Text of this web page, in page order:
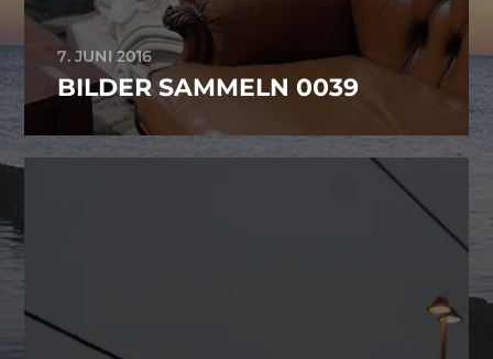
7. JUNI 2016
BILDER SAMMELN 0039